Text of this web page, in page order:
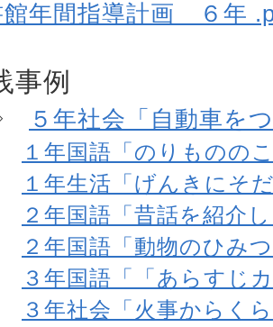
館年間指導計画 ６年
事例
５年社会「自動車を
１年国語「のりものの
１年生活「げんきに
２年国語「昔話を紹介
２年国語「動物のひみ
３年国語「「あらすじ
３年社会「火事からく